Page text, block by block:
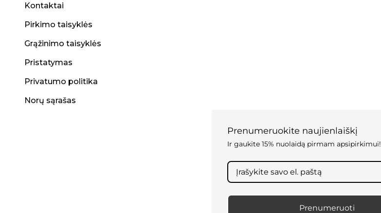
Kontaktai
Pirkimo taisyklės
Grąžinimo taisyklės
Pristatymas
Privatumo politika
Norų sąrašas
Prenumeruokite naujienlaiškį
Ir gaukite 15% nuolaidą pirmam apsipirkimui!
Prenumeruoti